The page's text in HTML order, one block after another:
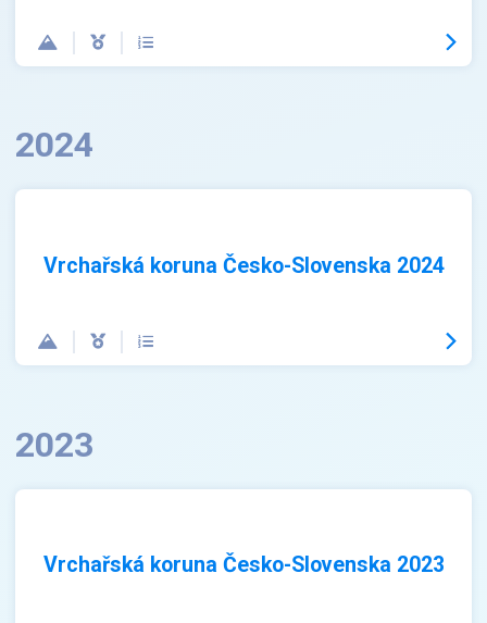
2024
Vrchařská koruna Česko-Slovenska 2024
2023
Vrchařská koruna Česko-Slovenska 2023